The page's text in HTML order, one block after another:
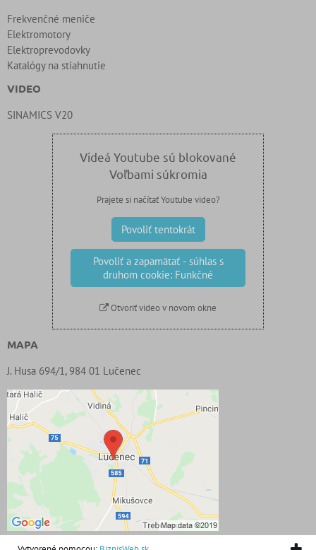
Frekvenčné meniče
Elektromotory
Elektroprevodovky
Katalógy na stiahnutie
VIDEO
SINAMICS V20
Videá Youtube sú blokované
Voľbami súkromia
Prajete si načítať Youtube video?
Povoliť tentokrát
Povoliť a zapamätať - súhlas s
druhom cookie: Funkčné
Otvoriť video v novom okne
MAPA
J. Husa 694/1, 984 01 Lučenec